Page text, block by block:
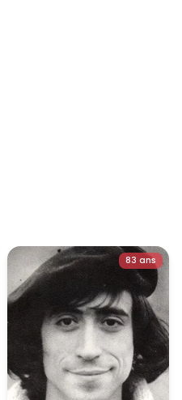
83 ans